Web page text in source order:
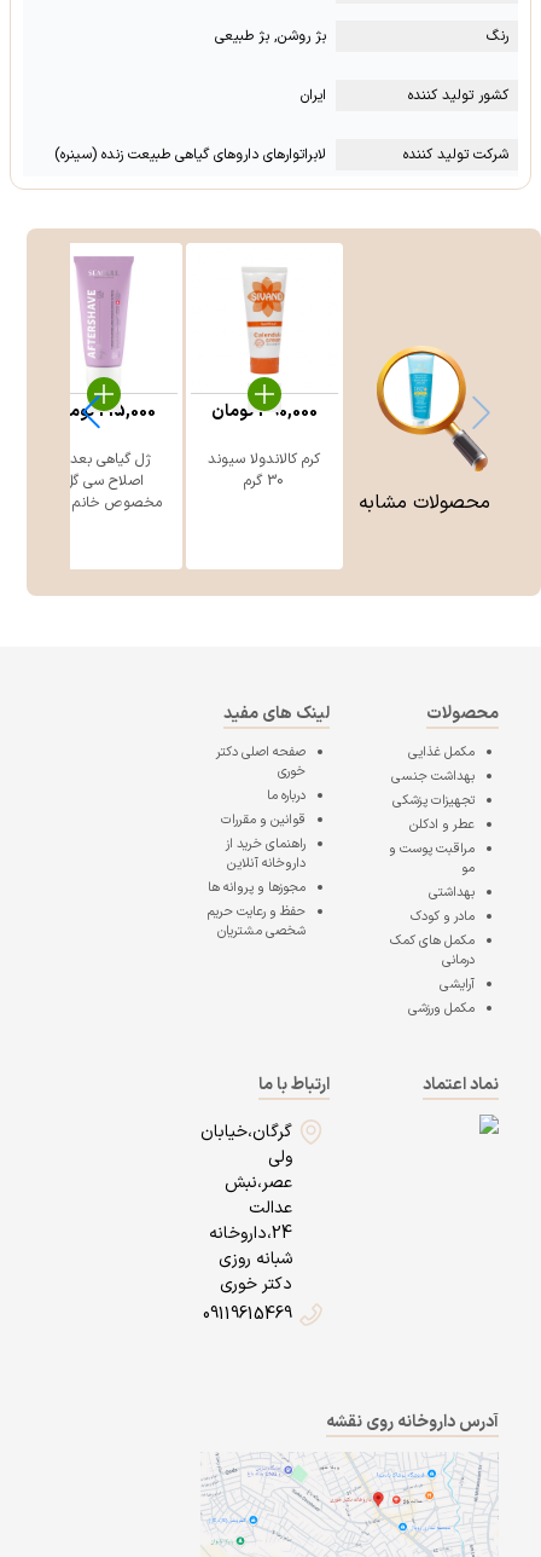
رنگ بژ روشن, بژ طبیعی
کشور تولید کننده ایران
شرکت تولید کننده لابراتوارهای داروهای گیاهی طبیعت زنده (سینره)
محصولات مشابه
کرم کالاندولا سیوند
30 گرم
390,000تومان
ژل گیاهی بعد از
اصلاح سی گل
مخصوص خانم ه ...
215,000تومان
محصولات
مکمل غذایی
بهداشت جنسی
تجهیزات پزشکی
عطر و ادکلن
مراقبت پوست و
مو
بهداشتی
مادر و کودک
مکمل های کمک
درمانی
آرایشی
مکمل ورزشی
لینک های مفید
صفحه اصلیدکتر
خوری
درباره ما
قوانین و مقررات
راهنمای خرید از
داروخانه آنلاین
مجوزها و پروانه ها
حفظ و رعایت حریم
شخصی مشتریان
نماد اعتماد
ارتباط با ما
گرگان،خیابان
ولی
عصر،نبش
عدالت
24،داروخانه
شبانه روزی
دکتر خوری
09119615469
آدرس داروخانه روی نقشه